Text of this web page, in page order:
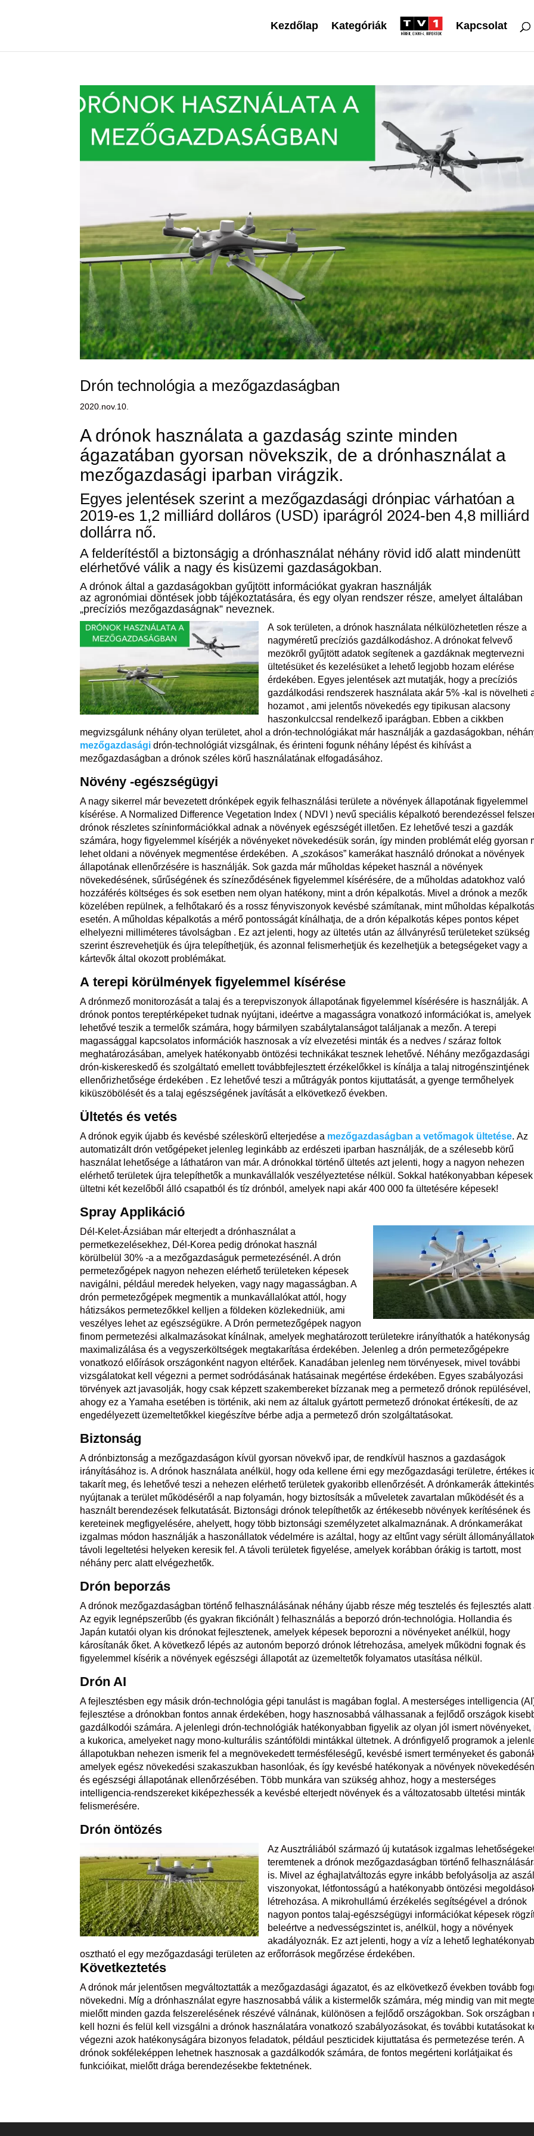
Kezdőlap Kategóriák Kapcsolat
Drón technológia a mezőgazdaságban
2020.nov.10.
A drónok használata a gazdaság szinte minden
ágazatában gyorsan növekszik, de a drónhasználat a
mezőgazdasági iparban virágzik.
Egyes jelentések szerint a mezőgazdasági drónpiac várhatóan a
2019-es 1,2 milliárd dolláros (USD) iparágról 2024-ben 4,8 milliárd
dollárra nő.
A felderítéstől a biztonságig a drónhasználat néhány rövid idő alatt mindenütt
elérhetővé válik a nagy és kisüzemi gazdaságokban.
A drónok által a gazdaságokban gyűjtött információkat gyakran használják
az agronómiai döntések jobb tájékoztatására, és egy olyan rendszer része, amelyet általában
„precíziós mezőgazdaságnak” neveznek.
A sok területen, a drónok használata nélkülözhetetlen része a
nagyméretű precíziós gazdálkodáshoz. A drónokat felvevő
mezökről gyűjtött adatok segítenek a gazdáknak megtervezni
ültetésüket és kezelésüket a lehető legjobb hozam elérése
érdekében. Egyes jelentések azt mutatják, hogy a precíziós
gazdálkodási rendszerek használata akár 5% -kal is növelheti
hozamot , ami jelentős növekedés egy tipikusan alacsony
haszonkulccsal rendelkező iparágban. Ebben a cikkben
megvizsgálunk néhány olyan területet, ahol a drón-technológiákat már használják a gazdaságokban,
mezőgazdasági drón-technológiát vizsgálnak, és érinteni fogunk néhány lépést és kihívást a
mezőgazdaságban a drónok széles körű használatának elfogadásához.
Növény-egészségügyi
A nagy sikerrel már bevezetett drónképek egyik felhasználási területe a növények állapotának figyelemmel
kísérése. A Normalized Difference Vegetation Index ( NDVI ) nevű speciális képalkotó berendezéssel
drónok részletes színinformációkkal adnak a növények egészségét illetően. Ez lehetővé teszi a gazdák
számára, hogy figyelemmel kísérjék a növényeket növekedésük során, így minden problémát elég gyorsan
lehet oldani a növények megmentése érdekében. A „szokásos” kamerákat használó drónokat a növények
állapotának ellenőrzésére is használják. Sok gazda már műholdas képeket használ a növények
növekedésének, sűrűségének és színeződésének figyelemmel kísérésére, de a műholdas adatokhoz való
hozzáférés költséges és sok esetben nem olyan hatékony, mint a drón képalkotás. Mivel a drónok a mezők
közelében repülnek, a felhőtakaró és a rossz fényviszonyok kevésbé számítanak, mint műholdas képalkotás
esetén. A műholdas képalkotás a mérő pontosságát kínálhatja, de a drón képalkotás képes pontos képet
elhelyezni milliméteres távolságban . Ez azt jelenti, hogy az ültetés után az állványrésű területeket szükség
szerint észrevehetjük és újra telepíthetjük, és azonnal felismerhetjük és kezelhetjük a betegségeket vagy a
kártevők által okozott problémákat.
Aterepi körülményekfigyelemmel kísérése
A drónmező monitorozását a talaj és a terepviszonyok állapotának figyelemmel kísérésére is használják. A
drónok pontos tereptérképeket tudnak nyújtani, ideértve a magasságra vonatkozó információkat is, amelyek
lehetővé teszik a termelők számára, hogy bármilyen szabálytalanságot találjanak a mezőn. A terepi
magassággal kapcsolatos információk hasznosak a víz elvezetési minták és a nedves / száraz foltok
meghatározásában, amelyek hatékonyabb öntözési technikákat tesznek lehetővé. Néhány mezőgazdasági
drón-kiskereskedő és szolgáltató emellett továbbfejlesztett érzékelőkkel is kínálja a talaj nitrogénszintjének
ellenőrizhetősége érdekében . Ez lehetővé teszi a műtrágyák pontos kijuttatását, a gyenge termőhelyek
kiküszöbölését és a talaj egészségének javítását a elkövetkező években.
Ültetésésvetés
A drónok egyik újabb és kevésbé széleskörű elterjedése a mezőgazdaságban a vetőmagok ültetése. Az
automatizált drón vetőgépeket jelenleg leginkább az erdészeti iparban használják, de a szélesebb körű
használat lehetősége a láthatáron van már. A drónokkal történő ültetés azt jelenti, hogy a nagyon nehezen
elérhető területek újra telepíthetők a munkavállalók veszélyeztetése nélkül. Sokkal hatékonyabban képesek
ültetni két kezelőből álló csapatból és tíz drónból, amelyek napi akár 400 000 fa ültetésére képesek!
SprayApplikáció
Dél-Kelet-Ázsiában már elterjedt a drónhasználat a
permetkezelésekhez, Dél-Korea pedig drónokat használ
körülbelül 30% -a a mezőgazdaságuk permetezésénél. A drón
permetezőgépek nagyon nehezen elérhető területeken képesek
navigálni, például meredek helyeken, vagy nagy magasságban. A
drón permetezőgépek megmentik a munkavállalókat attól, hogy
hátizsákos permetezőkkel kelljen a földeken közlekedniük, ami
veszélyes lehet az egészségükre. A Drón permetezőgépek nagyon
finom permetezési alkalmazásokat kínálnak, amelyek meghatározott területekre irányíthatók a hatékonyság
maximalizálása és a vegyszerköltségek megtakarítása érdekében. Jelenleg a drón permetezőgépekre
vonatkozó előírások országonként nagyon eltérőek. Kanadában jelenleg nem törvényesek, mivel további
vizsgálatokat kell végezni a permet sodródásának hatásainak megértése érdekében. Egyes szabályozási
törvények azt javasolják, hogy csak képzett szakembereket bízzanak meg a permetező drónok repülésével,
ahogy ez a Yamaha esetében is történik, aki nem az általuk gyártott permetező drónokat értékesíti, de az
engedélyezett üzemeltetőkkel kiegészítve bérbe adja a permetező drón szolgáltatásokat.
Biztonság
A drónbiztonság a mezőgazdaságon kívül gyorsan növekvő ipar, de rendkívül hasznos a gazdaságok
irányításához is. A drónok használata anélkül, hogy oda kellene érni egy mezőgazdasági területre, értékes
takarít meg, és lehetővé teszi a nehezen elérhető területek gyakoribb ellenőrzését. A drónkamerák
nyújtanak a terület működéséről a nap folyamán, hogy biztosítsák a műveletek zavartalan működését és a
használt berendezések felkutatását. Biztonsági drónok telepíthetők az értékesebb növények kerítésének és
kereteinek megfigyelésére, ahelyett, hogy több biztonsági személyzetet alkalmaznának. A drónkamerákat
izgalmas módon használják a haszonállatok védelmére is azáltal, hogy az eltűnt vagy sérült
távoli legeltetési helyeken keresik fel. A távoli területek figyelése, amelyek korábban órákig is tartott, most
néhány perc alatt elvégezhetők.
Drón beporzás
A drónok mezőgazdaságban történő felhasználásának néhány újabb része még tesztelés és fejlesztés alatt
Az egyik legnépszerűbb (és gyakran fikciónált ) felhasználás a beporzó drón-technológia. Hollandia és
Japán kutatói olyan kis drónokat fejlesztenek, amelyek képesek beporozni a növényeket anélkül, hogy
károsítanák őket. A következő lépés az autonóm beporzó drónok létrehozása, amelyek működni fognak és
figyelemmel kísérik a növények egészségi állapotát az üzemeltetők folyamatos utasítása nélkül.
DrónAI
A fejlesztésben egy másik drón-technológia gépi tanulást is magában foglal. A mesterséges intelligencia
fejlesztése a drónokban fontos annak érdekében, hogy hasznosabbá válhassanak a fejlődő országok
gazdálkodói számára. A jelenlegi drón-technológiák hatékonyabban figyelik az olyan jól ismert növényeket,
a kukorica, amelyeket nagy mono-kulturális szántóföldi mintákkal ültetnek. A drónfigyelő programok a
állapotukban nehezen ismerik fel a megnövekedett termésféleségű, kevésbé ismert terményeket és
amelyek egész növekedési szakaszukban hasonlóak, és így kevésbé hatékonyak a növények
és egészségi állapotának ellenőrzésében. Több munkára van szükség ahhoz, hogy a mesterséges
intelligencia-rendszereket kiképezhessék a kevésbé elterjedt növények és a változatosabb ültetési minták
felismerésére.
Drónöntözés
Az Ausztráliából származó új kutatások izgalmas
teremtenek a drónok mezőgazdaságban történő
is. Mivel az éghajlatváltozás egyre inkább befolyásolja az
viszonyokat, létfontosságú a hatékonyabb öntözési
létrehozása. A mikrohullámú érzékelés segítségével a drónok
nagyon pontos talaj-egészségügyi információkat képesek
beleértve a nedvességszintet is, anélkül, hogy a növények
akadályoznák. Ez azt jelenti, hogy a víz a lehető
osztható el egy mezőgazdasági területen az erőforrások megőrzése érdekében.
Következtetés
A drónok már jelentősen megváltoztatták a mezőgazdasági ágazatot, és az elkövetkező években tovább
növekedni. Míg a drónhasználat egyre hasznosabbá válik a kistermelők számára, még mindig van mit
mielőtt minden gazda felszerelésének részévé válnának, különösen a fejlődő országokban. Sok országban
kell hozni és felül kell vizsgálni a drónok használatára vonatkozó szabályozásokat, és további kutatásokat
végezni azok hatékonyságára bizonyos feladatok, például peszticidek kijuttatása és permetezése terén. A
drónok sokféleképpen lehetnek hasznosak a gazdálkodók számára, de fontos megérteni korlátjaikat és
funkcióikat, mielőtt drága berendezésekbe fektetnének.